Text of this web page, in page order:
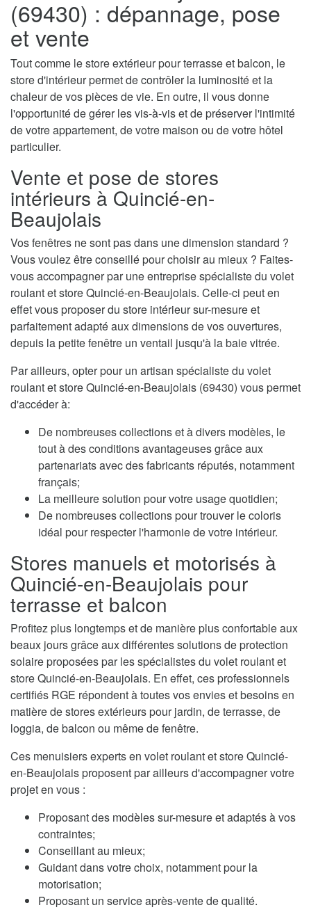
(69430) : dépannage, pose
et vente
Tout comme le store extérieur pour terrasse et balcon, le
store d'intérieur permet de contrôler la luminosité et la
chaleur de vos pièces de vie. En outre, il vous donne
l'opportunité de gérer les vis-à-vis et de préserver l'intimité
de votre appartement, de votre maison ou de votre hôtel
particulier.
Vente et pose de stores
intérieurs à Quincié-en-
Beaujolais
Vos fenêtres ne sont pas dans une dimension standard ?
Vous voulez être conseillé pour choisir au mieux ? Faites-
vous accompagner par une entreprise spécialiste du volet
roulant et store Quincié-en-Beaujolais. Celle-ci peut en
effet vous proposer du store intérieur sur-mesure et
parfaitement adapté aux dimensions de vos ouvertures,
depuis la petite fenêtre un ventail jusqu'à la baie vitrée.
Par ailleurs, opter pour un artisan spécialiste du volet
roulant et store Quincié-en-Beaujolais (69430) vous permet
d'accéder à:
De nombreuses collections et à divers modèles, le
tout à des conditions avantageuses grâce aux
partenariats avec des fabricants réputés, notamment
français;
La meilleure solution pour votre usage quotidien;
De nombreuses collections pour trouver le coloris
idéal pour respecter l'harmonie de votre intérieur.
Stores manuels et motorisés à
Quincié-en-Beaujolais pour
terrasse et balcon
Profitez plus longtemps et de manière plus confortable aux
beaux jours grâce aux différentes solutions de protection
solaire proposées par les spécialistes du volet roulant et
store Quincié-en-Beaujolais. En effet, ces professionnels
certifiés RGE répondent à toutes vos envies et besoins en
matière de stores extérieurs pour jardin, de terrasse, de
loggia, de balcon ou même de fenêtre.
Ces menuisiers experts en volet roulant et store Quincié-
en-Beaujolais proposent par ailleurs d'accompagner votre
projet en vous :
Proposant des modèles sur-mesure et adaptés à vos
contraintes;
Conseillant au mieux;
Guidant dans votre choix, notamment pour la
motorisation;
Proposant un service après-vente de qualité.